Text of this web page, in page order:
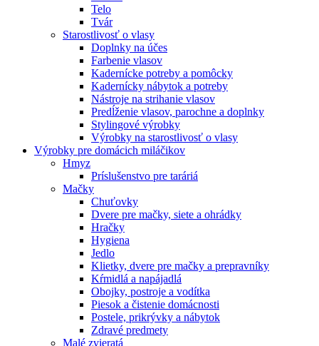
Telo
Tvár
Starostlivosť o vlasy
Doplnky na účes
Farbenie vlasov
Kadernícke potreby a pomôcky
Kadernícky nábytok a potreby
Nástroje na strihanie vlasov
Predĺženie vlasov, parochne a doplnky
Stylingové výrobky
Výrobky na starostlivosť o vlasy
Výrobky pre domácich miláčikov
Hmyz
Príslušenstvo pre taráriá
Mačky
Chuťovky
Dvere pre mačky, siete a ohrádky
Hračky
Hygiena
Jedlo
Klietky, dvere pre mačky a prepravníky
Kŕmidlá a napájadlá
Obojky, postroje a vodítka
Piesok a čistenie domácnosti
Postele, prikrývky a nábytok
Zdravé predmety
Malé zvieratá